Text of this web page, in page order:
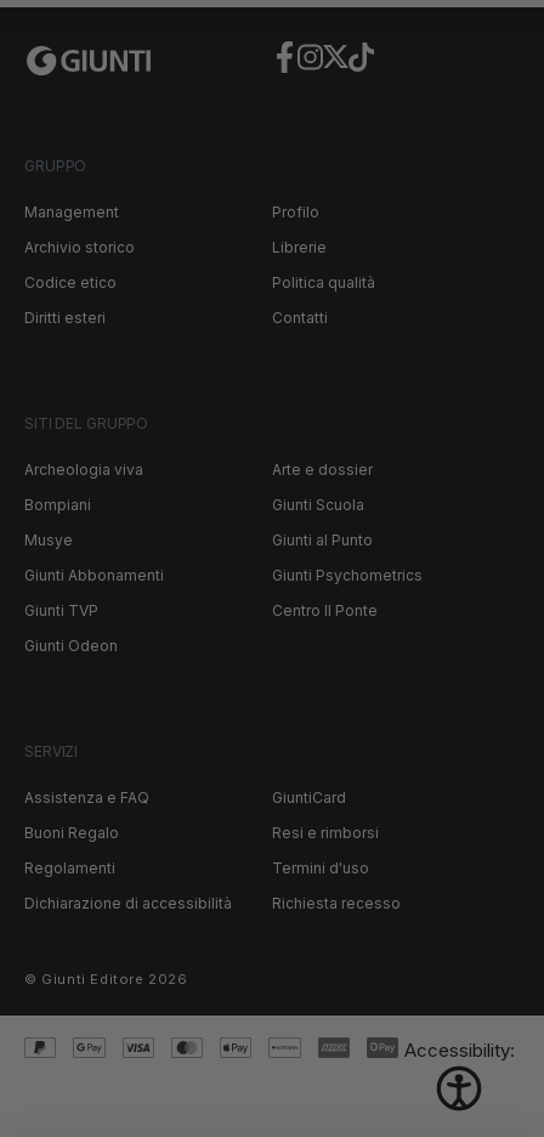
Facebook
Instagram
TwitterTikTok
GRUPPO
Management
Profilo
Archivio storico
Librerie
Codice etico
Politica qualità
Diritti esteri
Contatti
SITI DEL GRUPPO
Archeologia viva
Arte e dossier
Bompiani
Giunti Scuola
Musye
Giunti al Punto
Giunti Abbonamenti
Giunti Psychometrics
Giunti TVP
Centro Il Ponte
Giunti Odeon
SERVIZI
Assistenza e FAQ
GiuntiCard
Buoni Regalo
Resi e rimborsi
Regolamenti
Termini d'uso
Dichiarazione di accessibilità
Richiesta recesso
© Giunti Editore 2026
Accessibility: